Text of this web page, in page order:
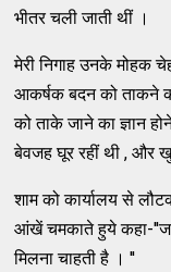
भीतर चली जाती थीं ।
मेरी निगाह उनके मोहक
आकर्षक बदन को ताकने
को ताके जाने का ज्ञान
बेवजह घूर रहीं थी , और
शाम को कार्यालय से
आंखें चमकाते हुये कहा-
मिलना चाहती है । ''